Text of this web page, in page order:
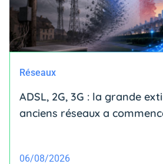
Réseaux
ADSL, 2G, 3G : la grande
anciens réseaux a
06/08/2026